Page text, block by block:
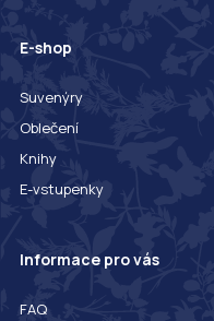
E-shop
Suvenýry
Oblečení
Knihy
E-vstupenky
Informace pro vás
FAQ